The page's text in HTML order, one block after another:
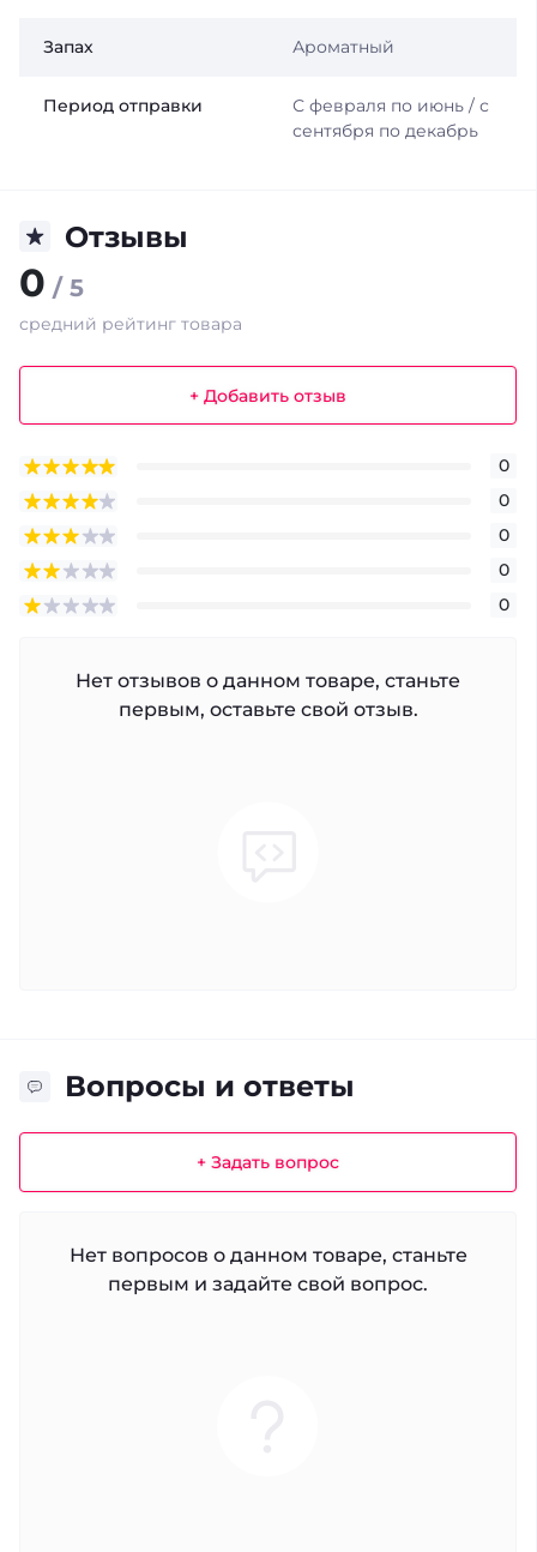
Запах Ароматный
Период отправки
С февраля по июнь / с
сентября по декабрь
Отзывы
0 / 5
средний рейтинг товара
+ Добавить отзыв
0
0
0
0
0
Нет отзывов о данном товаре, станьте
первым, оставьте свой отзыв.
Вопросы и ответы
+ Задать вопрос
Нет вопросов о данном товаре, станьте
первым и задайте свой вопрос.